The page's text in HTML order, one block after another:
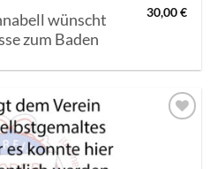
wünscht
zum Baden
30,00€